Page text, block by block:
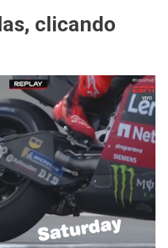
clicando